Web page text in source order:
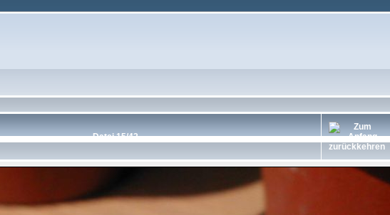
Datei 15/42